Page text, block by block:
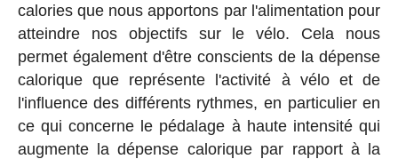
calories que nous apportons par l'alimentation pour
atteindre nos objectifs sur le vélo. Cela nous
permet également d'être conscients de la dépense
calorique que représente l'activité à vélo et de
l'influence des différents rythmes, en particulier en
ce qui concerne le pédalage à haute intensité qui
augmente la dépense calorique par rapport à la